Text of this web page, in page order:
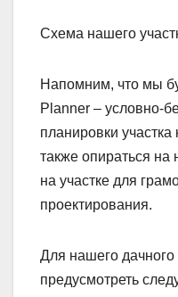
Схема нашего
Напомним, что мы
Planner – условно-
планировки
также опираться
на участке для
проектирования.
Для нашего
предусмотреть